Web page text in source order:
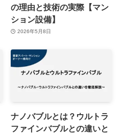
の理由と技術の実際【マン
ション設備】
2026年5月8日
ナノバブルとは？ウルトラ
ファインバブルとの違いと